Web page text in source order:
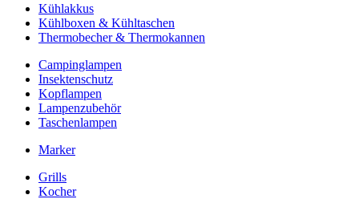
Kühlakkus
Kühlboxen & Kühltaschen
Thermobecher & Thermokannen
Campinglampen
Insektenschutz
Kopflampen
Lampenzubehör
Taschenlampen
Marker
Grills
Kocher